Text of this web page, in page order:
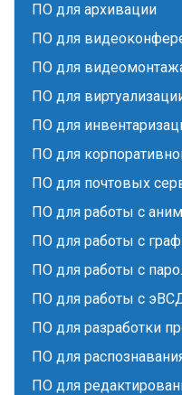
ПО для архивации
ПО для
ПО для
ПО для
ПО для
ПО для
ПО для почтовых
ПО для работы с
ПО для работы с
ПО для работы с
ПО для работы с
ПО для разработки
ПО для
ПО для